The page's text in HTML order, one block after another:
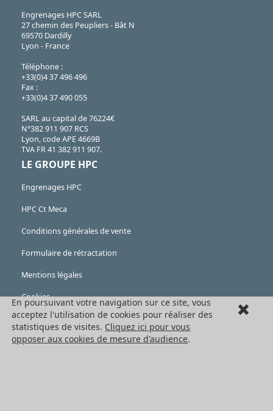
Engrenages HPC SARL
27 chemin des Peupliers - Bât N
69570 Dardilly
Lyon - France
Téléphone :
+33(0)4 37 496 496
Fax :
+33(0)4 37 490 055
SARL au capital de 76224€
N°382 911 907 RCS
Lyon, code APE 4669B
TVA FR 41 382 911 907.
LE GROUPE HPC
Engrenages HPC
HPC Ct Meca
Conditions générales de vente
Formulaire de rétractation
Mentions légales
Cookies
LES PRODUITS
Eléments mécaniques
En poursuivant votre navigation sur ce site, vous
acceptez l'utilisation de cookies pour réaliser des
statistiques de visites. Cliquez ici pour vous
opposer aux cookies de mesure d'audience.